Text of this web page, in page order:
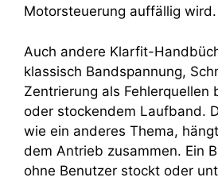
Motorsteuerung auffällig wird.
Auch andere Klarfit-
klassisch Bandspannung,
Zentrierung als Fehlerquellen
oder stockendem Laufband.
wie ein anderes Thema,
dem Antrieb zusammen. Ein
ohne Benutzer stockt oder